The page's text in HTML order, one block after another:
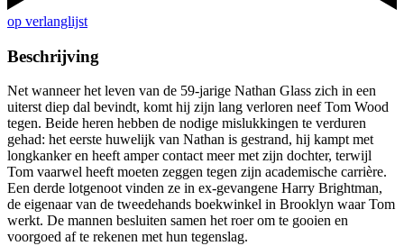
op verlanglijst
Beschrijving
Net wanneer het leven van de 59-jarige Nathan Glass zich in een
uiterst diep dal bevindt, komt hij zijn lang verloren neef Tom Wood
tegen. Beide heren hebben de nodige mislukkingen te verduren
gehad: het eerste huwelijk van Nathan is gestrand, hij kampt met
longkanker en heeft amper contact meer met zijn dochter, terwijl
Tom vaarwel heeft moeten zeggen tegen zijn academische carrière.
Een derde lotgenoot vinden ze in ex-gevangene Harry Brightman,
de eigenaar van de tweedehands boekwinkel in Brooklyn waar Tom
werkt. De mannen besluiten samen het roer om te gooien en
voorgoed af te rekenen met hun tegenslag.